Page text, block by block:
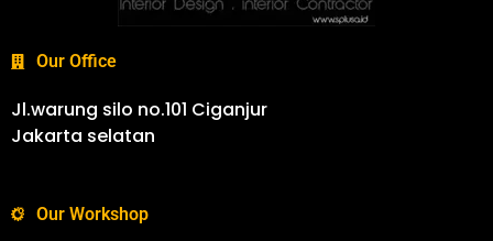
Our Office
Jl.warung silo no.101 Ciganjur
Jakarta selatan
Our Workshop